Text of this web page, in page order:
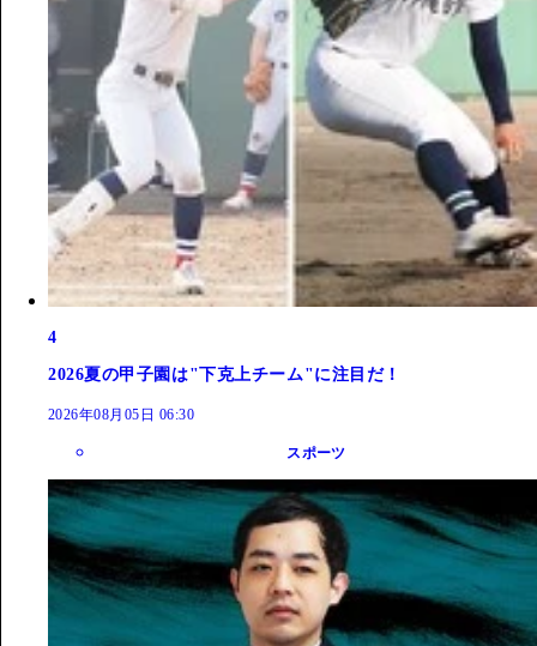
4
2026夏の甲子園は"下克上チーム"に注目だ！
2026年08月05日 06:30
スポーツ